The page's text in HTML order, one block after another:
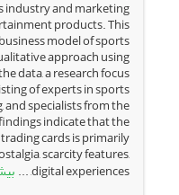
industry and marketing
products. This
model of sports
approach using
data, a research focus
of experts in sports
specialists from the
indicate that the
cards is primarily
scarcity features,
digital experiences, ...